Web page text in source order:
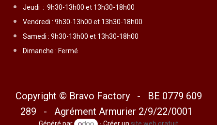
Jeudi : 9h30-13h00 et 13h30-18h00
Vendredi : 9h30-13h00 et 13h30-18h00
Samedi : 9h30-13h00 et 13h30-18h00
Dimanche : Fermé
Copyright © Bravo Factory - BE 0779 609
289 - Agrément Armurier 2/9/22/0001